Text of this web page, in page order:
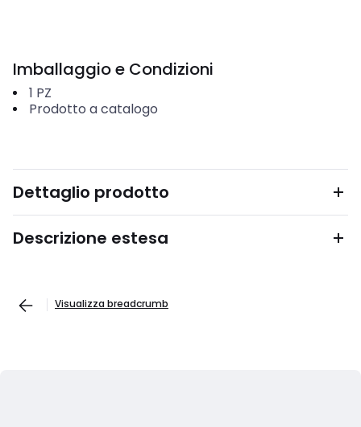
Imballaggio e Condizioni
1 PZ
Prodotto a catalogo
Dettaglio prodotto
Descrizione estesa
Visualizza breadcrumb